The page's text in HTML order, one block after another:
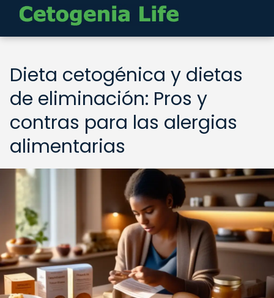
Dieta cetogénica y dietas
de eliminación: Pros y
contras para las alergias
alimentarias